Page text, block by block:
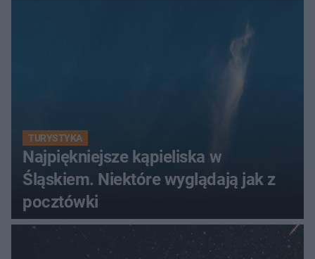
TURYSTYKA
Najpiękniejsze kąpieliska w
Śląskiem. Niektóre wyglądają jak z
pocztówki